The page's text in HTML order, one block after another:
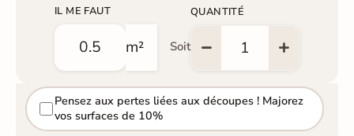
IL ME FAUT
m² Soit
QUANTITÉ
Pensez aux pertes liées aux découpes ! Majorez
vos surfaces de 10%